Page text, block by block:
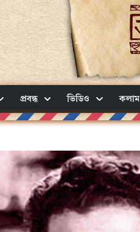
প্রবন্ধ ভিডিও কলাম